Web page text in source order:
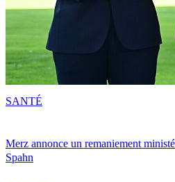
Merz annonce un remaniement
Spahn
SANTÉ